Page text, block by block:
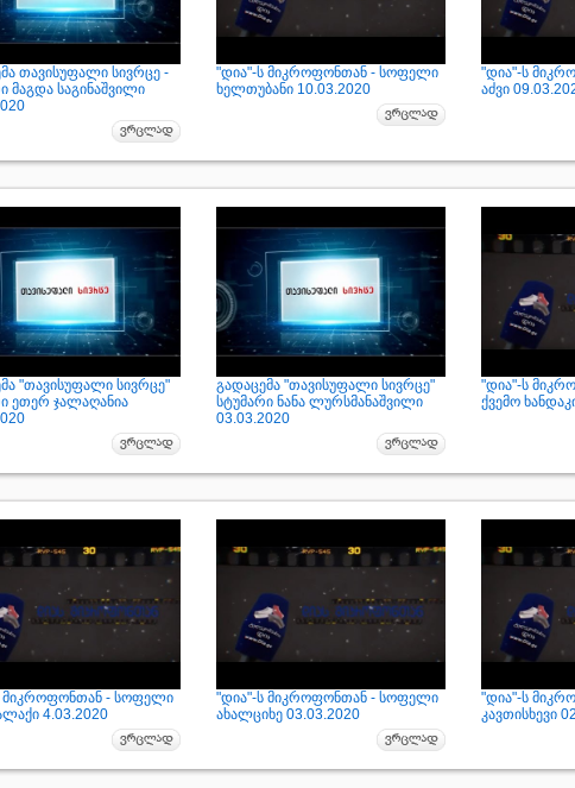
თავისუფალი სივრცე -
მაგდა საგინაშვილი
"დია"-ს მიკროფონთან - სოფელი
ხელთუბანი 10.03.2020
"დია"-ს
აძვი
"თავისუფალი სივრცე"
ეთერ ჯალაღანია
გადაცემა "თავისუფალი სივრცე"
სტუმარი ნანა ლურსმანაშვილი
03.03.2020
"დია"-ს
ქვემო
მიკროფონთან - სოფელი
4.03.2020
"დია"-ს მიკროფონთან - სოფელი
ახალციხე 03.03.2020
"დია"-ს
კავთისხევი